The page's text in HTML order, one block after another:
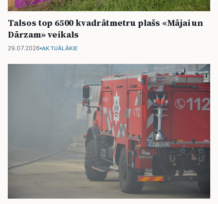
Talsos top 6500 kvadrātmetru plašs «Mājai un
Dārzam» veikals
29.07.2026 AKTUĀLĀKIE